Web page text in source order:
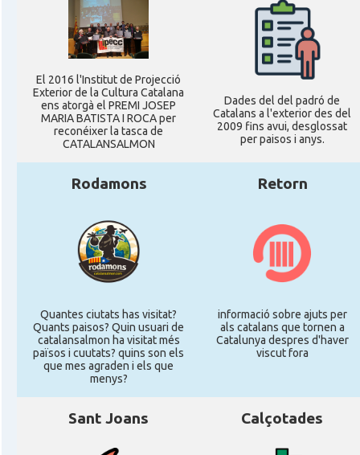
El 2016 l'Institut de Projecció
Exterior de la Cultura Catalana
ens atorgà el PREMI JOSEP
MARIA BATISTA I ROCA per
reconéixer la tasca de
CATALANSALMON
Dades del del padró de
Catalans a l'exterior des del
2009 fins avui, desglossat
per paisos i anys.
Rodamons
Quantes ciutats has visitat?
Quants paisos? Quin usuari de
catalansalmon ha visitat més
països i cuutats? quins son els
que mes agraden i els que
menys?
Retorn
informació sobre ajuts per
als catalans que tornen a
Catalunya despres d'haver
viscut fora
Sant Joans Calçotades